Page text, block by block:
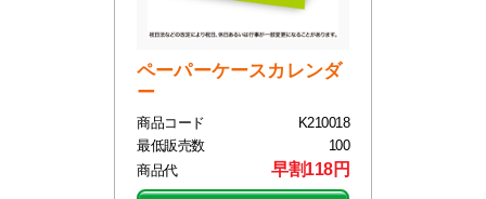
ペーパーケースカレンダ
ー
商品コード
K210018
最低販売数
100
商品代
早割118円